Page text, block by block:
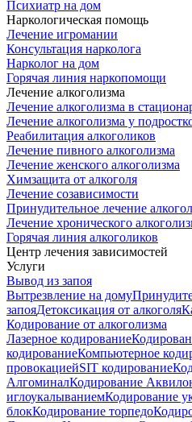
Психиатр на дом
Наркологическая помощь
Лечение игромании
Консультация нарколога
Нарколог на дом
Горячая линия наркопомощи
Лечение алкоголизма
Лечение алкоголизма в
Лечение алкоголизма у
Реабилитация алкоголиков
Лечение пивного алкоголизма
Лечение женского алкоголизма
Химзащита от алкоголя
Лечение созависимости
Принудительное лечение
Лечение хронического
Горячая линия алкоголиков
Центр лечения зависимостей
Услуги
Вывод из запоя
Вытрезвление на дому
запояДетоксикация от алкоголя
Кодирование от алкоголизма
Лазерное кодирование
кодированиеКомпьютерное
провокациейSIT кодирование
АлгоминалКодирование
иглоукалываниемКодирование
блокКодирование торпедо